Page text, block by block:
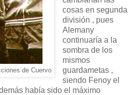
de Cuervo
cosas en segunda
división , pues
Alemany
continuaría a la
sombra de los
mismos
guardametas ,
siendo Fenoy el
había sido el máximo